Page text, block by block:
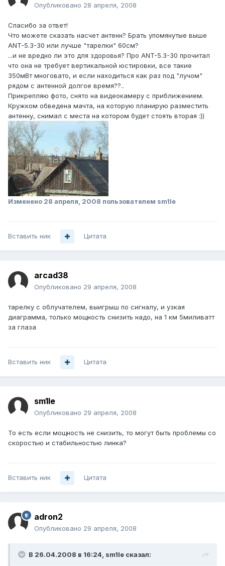
Опубликовано 28 апреля, 2008
Спасибо за ответ!
Что можете сказать насчет антенн? Брать упомянутые выше
ANT-5.3-30 или лучше "тарелки" 60см?
...и не вредно ли это для здоровья? Про ANT-5.3-30 прочитал
что она не требует вертикальной юстировки, все такие
350мВт многовато, и если находиться как раз под "лучом"
рядом с антенной долгое время??..
Прикрепляю фото, снято на видеокамеру с приближением.
Кружком обведена мачта, на которую планирую разместить
антенну, снимал с места на котором будет стоять вторая :))
Изменено 28 апреля, 2008 пользователем sm1le
Вставить ник Цитата
arcad38
Опубликовано 29 апреля, 2008
тарелку с облучателем, выигрыш по сигналу, и узкая
диаграмма, только мощность снизить надо, на 1 км 5миливатт
за глаза
Вставить ник Цитата
sm1le
Опубликовано 29 апреля, 2008
То есть если мощность не снизить, то могут быть проблемы со
скоростью и стабильностью линка?
Вставить ник Цитата
adron2
Опубликовано 29 апреля, 2008
В 26.04.2008 в 16:24, sm1le сказал: